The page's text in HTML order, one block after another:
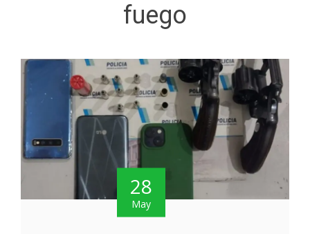
fuego
28
May